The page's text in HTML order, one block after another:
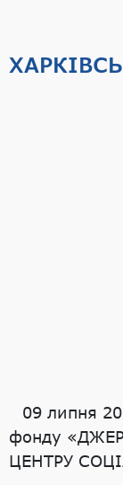
09 липня
фонду
ЦЕНТРУ